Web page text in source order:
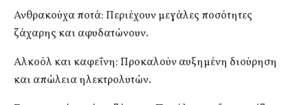
Ανθρακούχα ποτά: Περιέχουν μεγάλες ποσότητες
ζάχαρης και αφυδατώνουν.
Αλκοόλ και καφεΐνη: Προκαλούν αυξημένη διούρηση
και απώλεια ηλεκτρολυτών.